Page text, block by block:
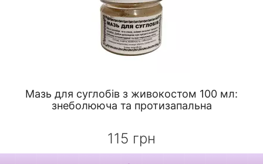
Мазь для суглобів з живокостом 100 мл:
знеболююча та протизапальна
115 грн